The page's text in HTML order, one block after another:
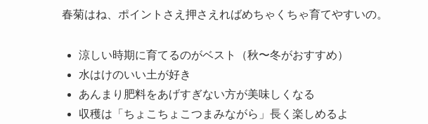
春菊はね、ポイントさえ押さえればめちゃくちゃ育てやすいの。
涼しい時期に育てるのがベスト（秋〜冬がおすすめ）
水はけのいい土が好き
あんまり肥料をあげすぎない方が美味しくなる
収穫は「ちょこちょこつまみながら」長く楽しめるよ